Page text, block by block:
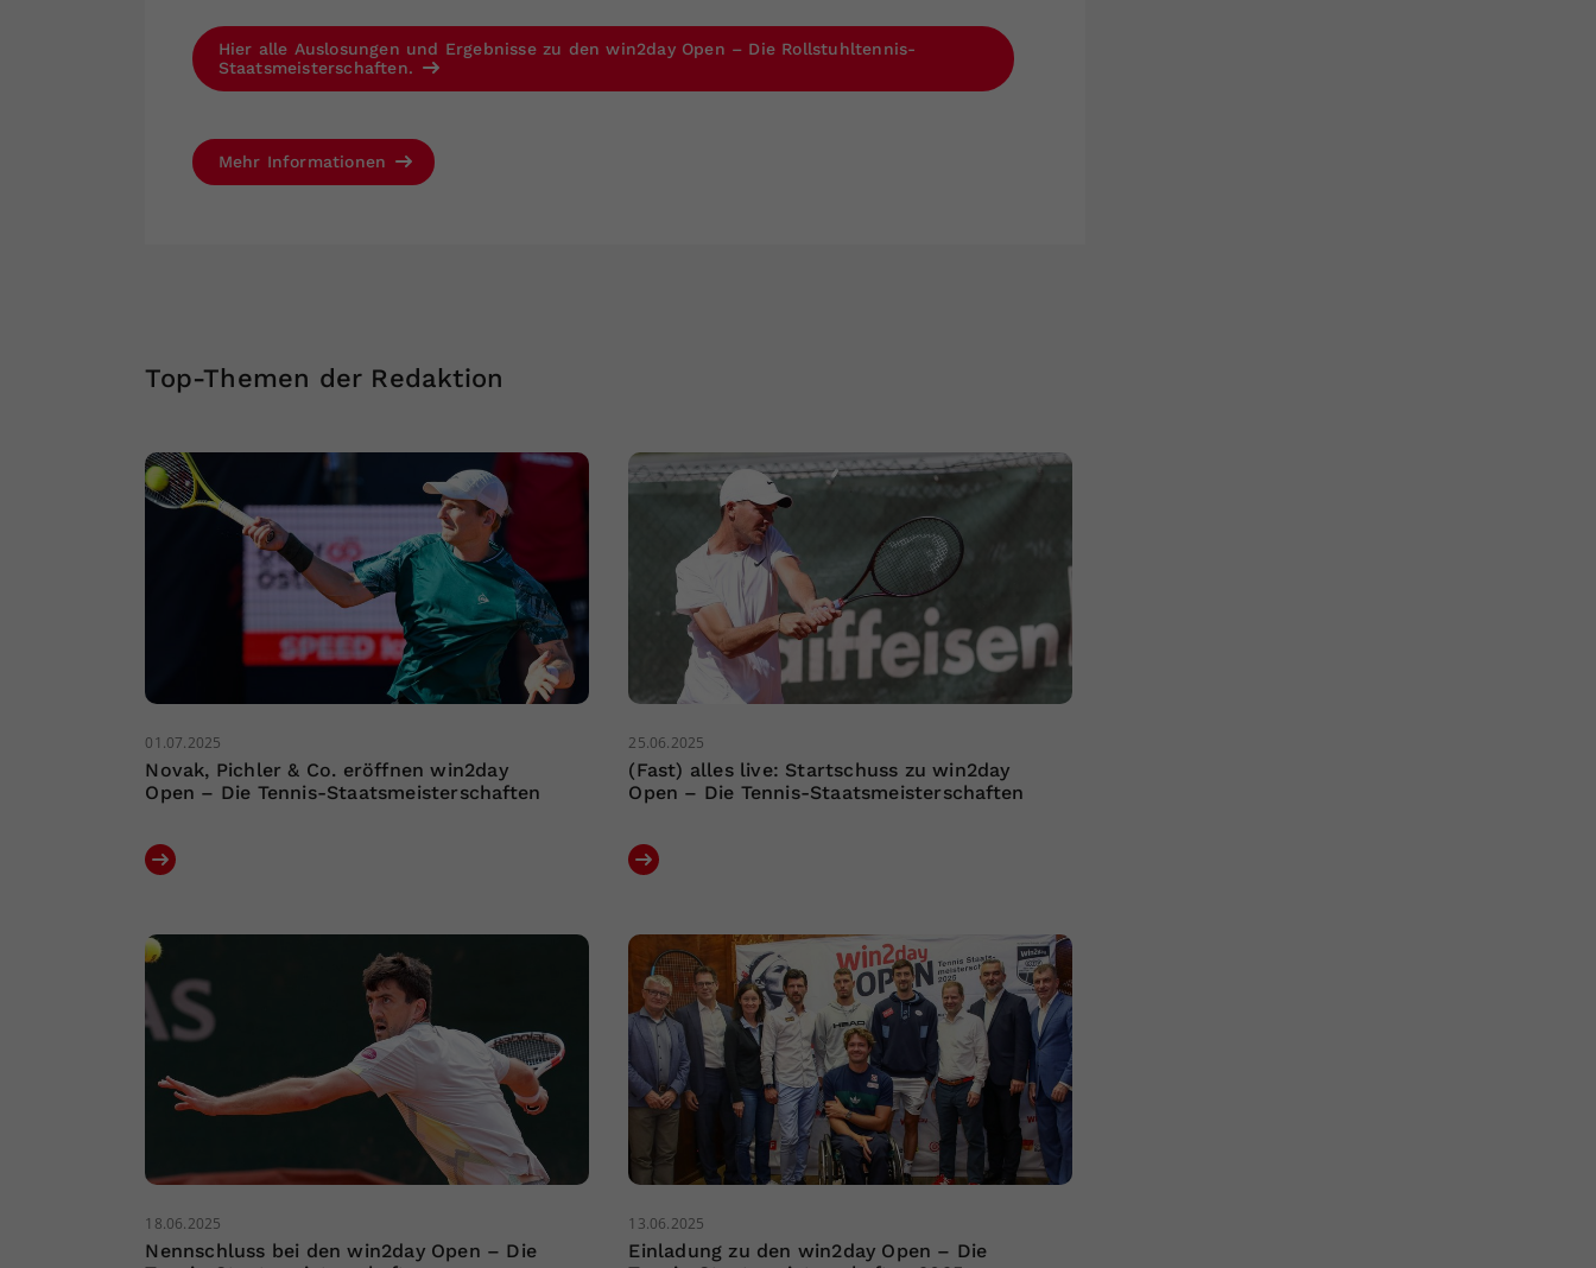
Hier alle Auslosungen und Ergebnisse zu den win2day Open – Die Rollstuhltennis-
Staatsmeisterschaften.
Mehr Informationen
Top-Themen der Redaktion
01.07.2025
Novak, Pichler & Co. eröffnen win2day
Open – Die Tennis-Staatsmeisterschaften
25.06.2025
(Fast) alles live: Startschuss zu win2day
Open – Die Tennis-Staatsmeisterschaften
18.06.2025
Nennschluss bei den win2day Open – Die
13.06.2025
Einladung zu den win2day Open – Die